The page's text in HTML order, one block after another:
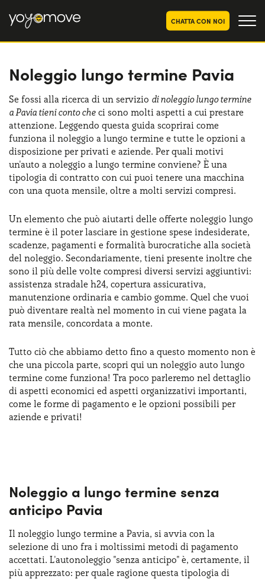
CHATTA CON NOI
OFFERTE NOLEGGIO
LUNGO TERMINE
Privati
Aziende e P.IVA
OFFERTE NOLEGGIO
AUTO USATE
CHI SIAMO
La nostra storia
Lavora con noi
COME FUNZIONA
PERCHÉ CONVIENE
SCEGLI UN PAESE
Serve assistenza? 800595799
Noleggio lungo termine Pavia
Se fossi alla ricerca di un servizio di noleggio lungo termine
a Pavia tieni conto che ci sono molti aspetti a cui prestare
attenzione. Leggendo questa guida scoprirai come
funziona il noleggio a lungo termine e tutte le opzioni a
disposizione per privati e aziende. Per quali motivi
un'auto a noleggio a lungo termine conviene? È una
tipologia di contratto con cui puoi tenere una macchina
con una quota mensile, oltre a molti servizi compresi.
Un elemento che può aiutarti delle offerte noleggio lungo
termine è il poter lasciare in gestione spese indesiderate,
scadenze, pagamenti e formalità burocratiche alla società
del noleggio. Secondariamente, tieni presente inoltre che
sono il più delle volte compresi diversi servizi aggiuntivi:
assistenza stradale h24, copertura assicurativa,
manutenzione ordinaria e cambio gomme. Quel che vuoi
può diventare realtà nel momento in cui viene pagata la
rata mensile, concordata a monte.
Tutto ciò che abbiamo detto fino a questo momento non è
che una piccola parte, scopri qui un noleggio auto lungo
termine come funziona! Tra poco parleremo nel dettaglio
di aspetti economici ed aspetti organizzativi importanti,
come le forme di pagamento e le opzioni possibili per
aziende e privati!
Noleggio a lungo termine senza
anticipo Pavia
Il noleggio lungo termine a Pavia, si avvia con la
selezione di uno fra i moltissimi metodi di pagamento
accettati. L'autonoleggio "senza anticipo" è, certamente, il
più apprezzato: per quale ragione questa tipologia di